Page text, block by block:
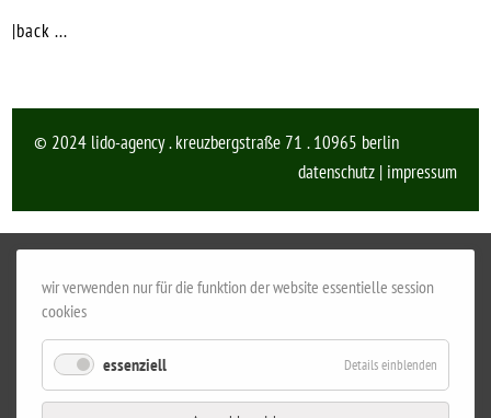
|back ...
© 2024 lido-agency . kreuzbergstraße 71 . 10965 berlin
datenschutz | impressum
wir verwenden nur für die funktion der website essentielle session
cookies
essenziell Details einblenden